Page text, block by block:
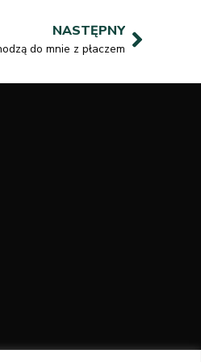
NASTĘPNY
do mnie z płaczem